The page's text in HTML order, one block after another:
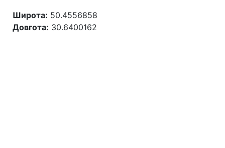
Широта: 50.4556858
Довгота: 30.6400162